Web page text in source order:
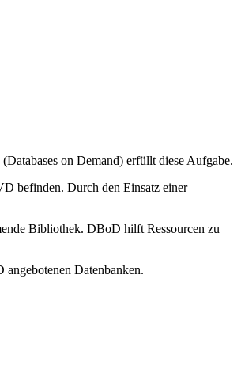
on Demand) erfüllt diese Aufgabe.
befinden. Durch den Einsatz einer
Bibliothek. DBoD hilft Ressourcen zu
Datenbanken.